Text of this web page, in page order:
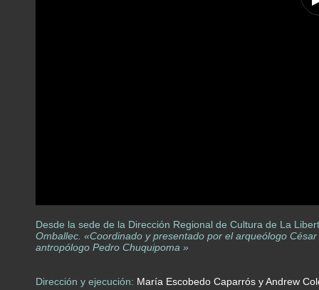
Desde la sede de la Dirección Regional de Cultura de La
Omballec. «Coordinado y presentado por el arqueólogo
antropólogo Pedro Chuquipoma »
Dirección y ejecución: María Escobedo Caparrós y Andrew